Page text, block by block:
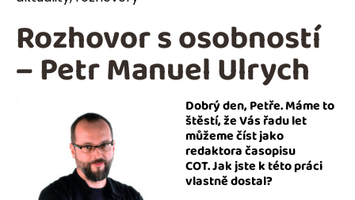
Dobrý den, Petře. Máme to
štěstí, že Vás řadu let
můžeme číst jako
redaktora časopisu
COT.Jak jste k této práci
vlastně dostal?
Rozhovor s osobností
– Petr Manuel Ulrych